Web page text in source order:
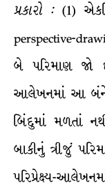
પ્રકારો:(1)
perspective-
બે પરિમાણ જો
આલેખનમાં આ બંને
બિંદુમાં મળતાં
બાકીનું ત્રીજું
પરિપ્રેક્ષ્ય-